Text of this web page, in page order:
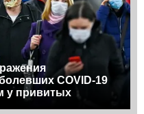
COVID-19
у привитых